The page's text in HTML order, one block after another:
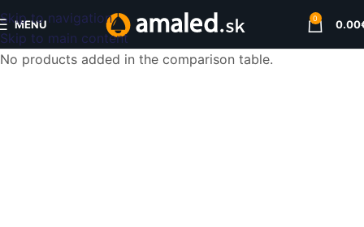
Skip to navigation
Skip to main content
MENU 0 0.00
No products added in the comparison table.